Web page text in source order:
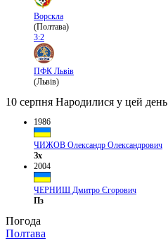
Ворскла
(Полтава)
3:2
ПФК Львів
(Львів)
10 серпня Народилися у цей день
1986
ЧИЖОВ Олександр Олександрович
Зх
2004
ЧЕРНИШ Дмитро Єгорович
Пз
Погода
Полтава